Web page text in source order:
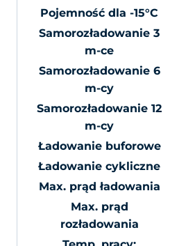
Pojemność dla -15°C
Samorozładowanie 3
m-ce
Samorozładowanie 6
m-cy
Samorozładowanie 12
m-cy
Ładowanie buforowe
Ładowanie cykliczne
Max. prąd ładowania
Max. prąd
rozładowania